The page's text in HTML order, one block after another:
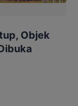
Objek